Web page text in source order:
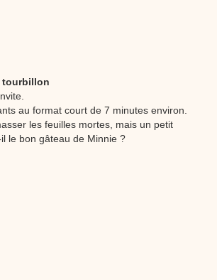
tourbillon
au format court de 7 minutes environ.
les feuilles mortes, mais un petit
le bon gâteau de Minnie ?